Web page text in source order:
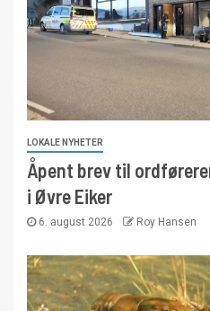
LOKALE NYHETER
Åpent brev til
i Øvre Eiker
6. august 2026 Roy Hansen